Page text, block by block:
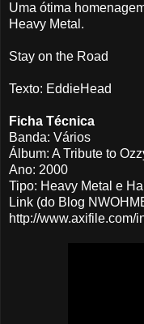
Uma ótima
Heavy Metal.
Stay on the Road
Texto: EddieHead
Ficha Técnica
Banda: Vários
Álbum: A Tribute to
Ano: 2000
Tipo: Heavy Metal e
Link (do Blog
http://www.axifile.com/